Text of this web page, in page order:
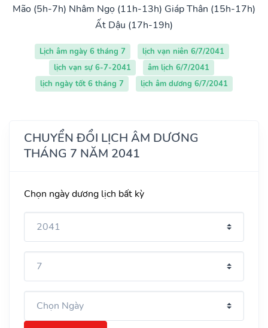
Mão (5h-7h) Nhâm Ngọ (11h-13h) Giáp Thân (15h-17h)
Ất Dậu (17h-19h)
Lịch âm ngày 6 tháng 7
lịch vạn niên 6/7/2041
lịch vạn sự 6-7-2041
âm lịch 6/7/2041
lịch ngày tốt 6 tháng 7
lịch âm dương 6/7/2041
CHUYỂN ĐỔI LỊCH ÂM DƯƠNG
THÁNG 7 NĂM 2041
Chọn ngày dương lịch bất kỳ